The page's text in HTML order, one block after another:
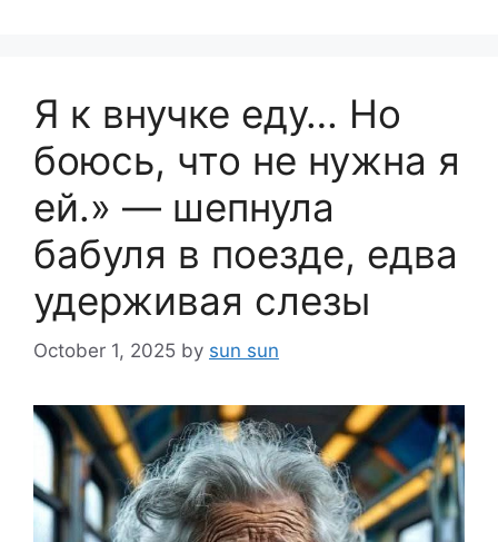
Я к внучке еду… Но
боюсь, что не нужна я
ей.» — шепнула
бабуля в поезде, едва
удерживая слезы
October 1, 2025 by sun sun